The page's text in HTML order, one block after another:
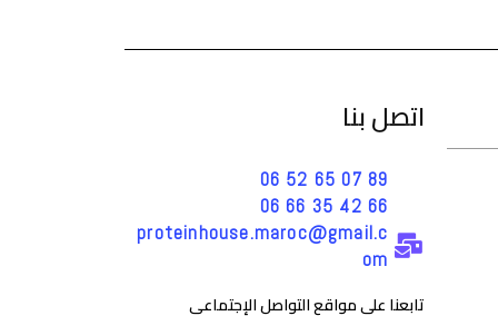
اتصل بنا
89 07 65 52 06
66 42 35 66 06
proteinhouse.maroc@gmail.c
om
تابعنا على مواقع التواصل الإجتماعي